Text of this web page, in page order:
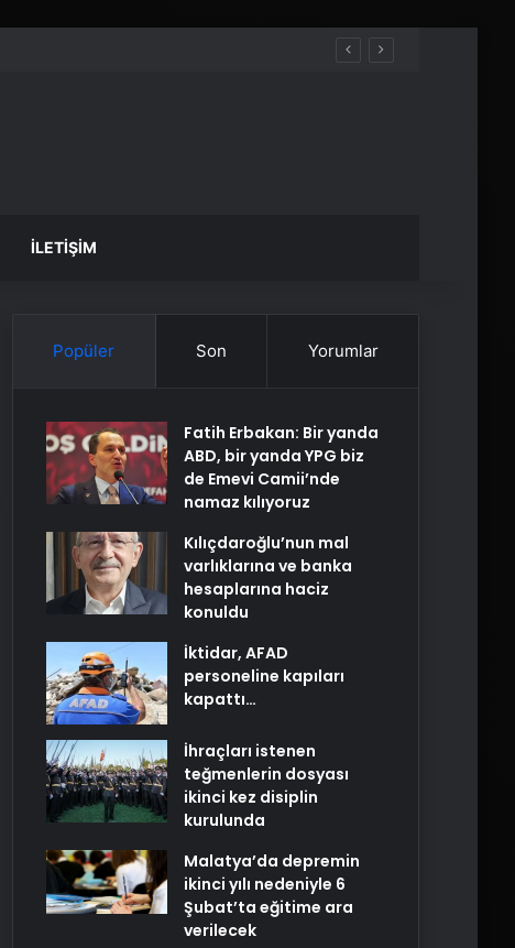
İLETIŞIM
Popüler Son Yorumlar
Fatih Erbakan: Bir yanda
ABD, bir yanda YPG biz
de Emevi Camii’nde
namaz kılıyoruz
Kılıçdaroğlu’nun mal
varlıklarına ve banka
hesaplarına haciz
konuldu
İktidar, AFAD
personeline kapıları
kapattı…
İhraçları istenen
teğmenlerin dosyası
ikinci kez disiplin
kurulunda
Malatya’da depremin
ikinci yılı nedeniyle 6
Şubat’ta eğitime ara
verilecek